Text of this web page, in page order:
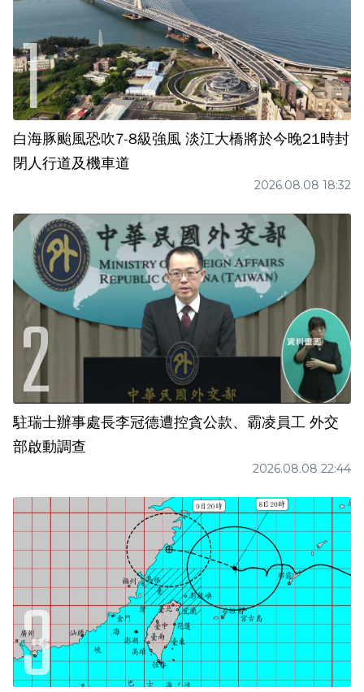
白海豚颱風恐吹7-8級強風 淡江大橋將於今晚21時封
閉人行道及機車道
2026.08.08 18:32
駐瑞士辦事處長李冠德遭控貪公款、霸凌員工 外交
部啟動調查
2026.08.08 22:44